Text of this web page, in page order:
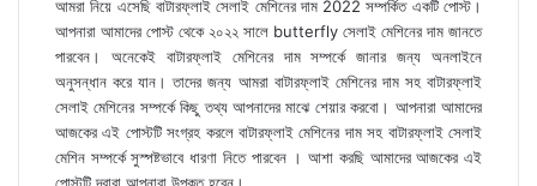
আমরা নিয়ে এসেছি বাটারফ্লাই সেলাই মেশিনের দাম 2022 সম্পর্কিত একটি পোস্ট।
আপনারা আমাদের পোস্ট থেকে ২০২২ সালে butterfly সেলাই মেশিনের দাম জানতে
পারবেন। অনেকেই বাটারফ্লাই মেশিনের দাম সম্পর্কে জানার জন্য অনলাইনে
অনুসন্ধান করে যান। তাদের জন্য আমরা বাটারফ্লাই মেশিনের দাম সহ বাটারফ্লাই
সেলাই মেশিনের সম্পর্কে কিছু তথ্য আপনাদের মাঝে শেয়ার করবো। আপনারা আমাদের
আজকের এই পোস্টটি সংগ্রহ করলে বাটারফ্লাই মেশিনের দাম সহ বাটারফ্লাই সেলাই
মেশিন সম্পর্কে সুস্পষ্টভাবে ধারণা নিতে পারবেন । আশা করছি আমাদের আজকের এই